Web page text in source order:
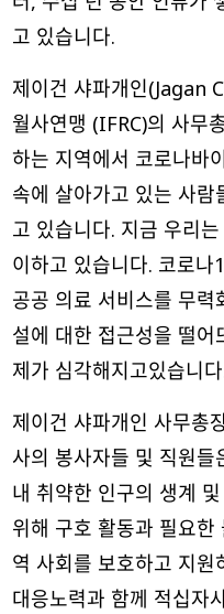
고 있습니다.
제이건 샤파개인(Jagan
월사연맹 (IFRC)의 사무
하는 지역에서 코로나바
속에 살아가고 있는 사
고 있습니다. 지금 우리
이하고 있습니다. 코로
공공 의료 서비스를 무력
설에 대한 접근성을 떨
제가 심각해지고있습니
제이건 샤파개인 사무총
사의 봉사자들 및 직원
내 취약한 인구의 생계
위해 구호 활동과 필요한
역 사회를 보호하고 지원
대응노력과 함께 적십자